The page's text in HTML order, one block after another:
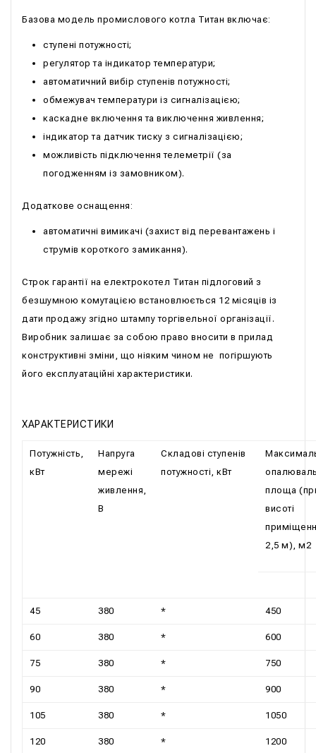
Базова модель промислового котла Титан включає:
ступені потужності;
регулятор та індикатор температури;
автоматичний вибір ступенів потужності;
обмежувач температури із сигналізацією;
каскадне включення та виключення живлення;
індикатор та датчик тиску з сигналізацією;
можливість підключення телеметрії (за
погодженням із замовником).
Додаткове оснащення:
автоматичні вимикачі (захист від перевантажень і
струмів короткого замикання).
Строк гарантії на електрокотел Титан підлоговий з
безшумною комутацією встановлюється 12 місяців із
дати продажу згідно штампу торгівельної організації.
Виробник залишає за собою право вносити в прилад
конструктивні зміни, що ніяким чином не погіршують
його експлуатаційні характеристики.
ХАРАКТЕРИСТИКИ
Потужність,
кВт
Напруга
мережі
живлення,
В
Складові ступенів
потужності, кВт
площа
висоті
2,5 м), м2
45 380 * 450
60 380 * 600
75 380 * 750
90 380 * 900
105 380 * 1050
120 380 * 1200